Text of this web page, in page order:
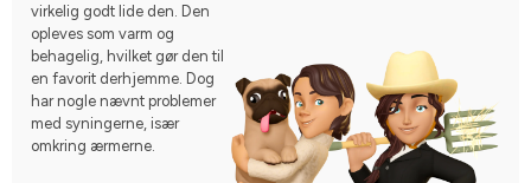
virkelig godt lide den. Den
opleves som varm og
behagelig, hvilket gør den til
en favorit derhjemme. Dog
har nogle nævnt problemer
med syningerne, især
omkring ærmerne.